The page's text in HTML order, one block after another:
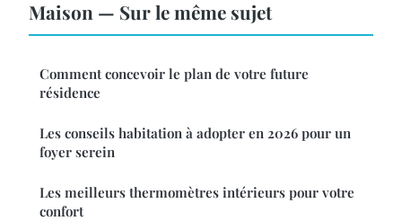
Maison — Sur le même sujet
Comment concevoir le plan de votre future
résidence
Les conseils habitation à adopter en 2026 pour un
foyer serein
Les meilleurs thermomètres intérieurs pour votre
confort